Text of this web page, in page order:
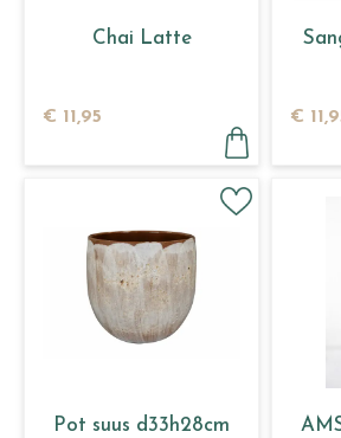
Chai Latte
€ 11,95 € 11,
Pot suus d33h28cm